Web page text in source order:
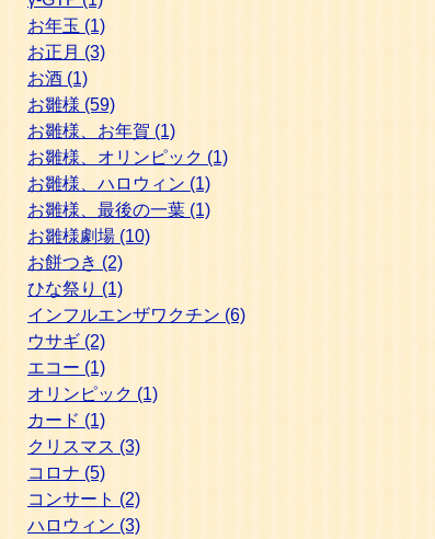
お年玉 (1)
お正月 (3)
お酒 (1)
お雛様 (59)
お雛様、お年賀 (1)
お雛様、オリンピック (1)
お雛様、ハロウィン (1)
お雛様、最後の一葉 (1)
お雛様劇場 (10)
お餅つき (2)
ひな祭り (1)
インフルエンザワクチン (6)
ウサギ (2)
エコー (1)
オリンピック (1)
カード (1)
クリスマス (3)
コロナ (5)
コンサート (2)
ハロウィン (3)